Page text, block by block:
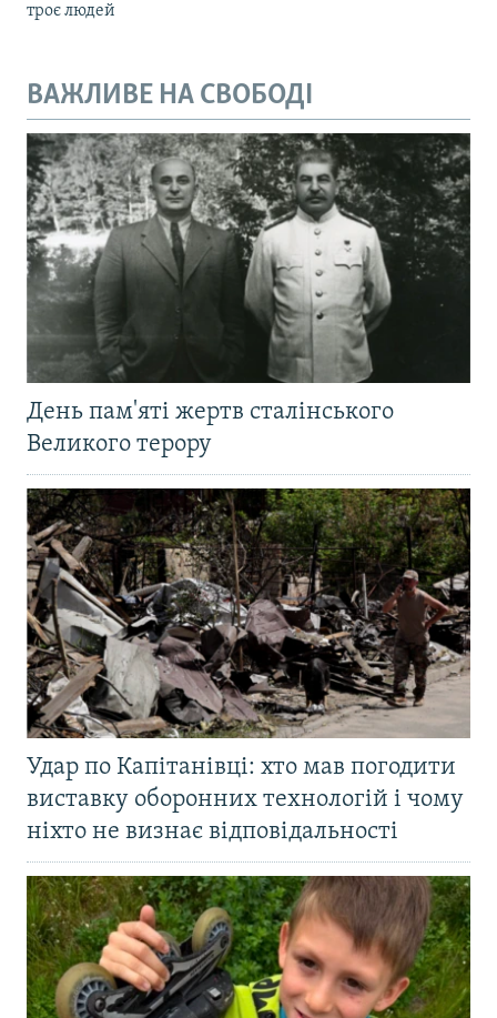
троє людей
ВАЖЛИВЕ НА СВОБОДІ
День пам'яті жертв сталінського
Великого терору
Удар по Капітанівці: хто мав погодити
виставку оборонних технологій і чому
ніхто не визнає відповідальності